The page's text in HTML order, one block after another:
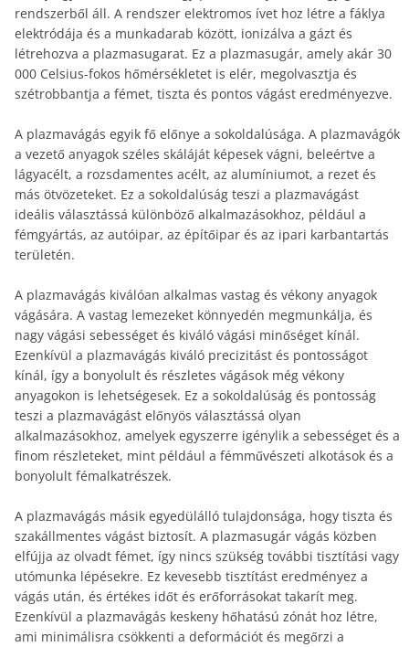
rendszerből áll. A rendszer elektromos ívet hoz létre a fáklya
elektródája és a munkadarab között, ionizálva a gázt és
létrehozva a plazmasugarat. Ez a plazmasugár, amely akár 30
000 Celsius-fokos hőmérsékletet is elér, megolvasztja és
szétrobbantja a fémet, tiszta és pontos vágást eredményezve.
A plazmavágás egyik fő előnye a sokoldalúsága. A plazmavágók
a vezető anyagok széles skáláját képesek vágni, beleértve a
lágyacélt, a rozsdamentes acélt, az alumíniumot, a rezet és
más ötvözeteket. Ez a sokoldalúság teszi a plazmavágást
ideális választássá különböző alkalmazásokhoz, például a
fémgyártás, az autóipar, az építőipar és az ipari karbantartás
területén.
A plazmavágás kiválóan alkalmas vastag és vékony anyagok
vágására. A vastag lemezeket könnyedén megmunkálja, és
nagy vágási sebességet és kiváló vágási minőséget kínál.
Ezenkívül a plazmavágás kiváló precizitást és pontosságot
kínál, így a bonyolult és részletes vágások még vékony
anyagokon is lehetségesek. Ez a sokoldalúság és pontosság
teszi a plazmavágást előnyös választássá olyan
alkalmazásokhoz, amelyek egyszerre igénylik a sebességet és a
finom részleteket, mint például a fémművészeti alkotások és a
bonyolult fémalkatrészek.
A plazmavágás másik egyedülálló tulajdonsága, hogy tiszta és
szakállmentes vágást biztosít. A plazmasugár vágás közben
elfújja az olvadt fémet, így nincs szükség további tisztítási vagy
utómunka lépésekre. Ez kevesebb tisztítást eredményez a
vágás után, és értékes időt és erőforrásokat takarít meg.
Ezenkívül a plazmavágás keskeny hőhatású zónát hoz létre,
ami minimálisra csökkenti a deformációt és megőrzi a